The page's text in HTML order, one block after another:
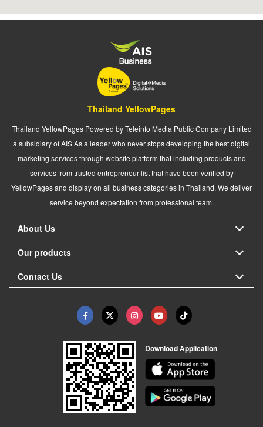
Thailand YellowPages
Thailand YellowPages Powered by Teleinfo Media Public Company Limited
a subsidiary of AIS As a leader who never stops developing the best digital
marketing services through website platform that including products and
services from trusted entrepreneur list that have been verified by
YellowPages and display on all business categories in Thailand. We deliver
service beyond expectation from professional team.
About Us
Our products
Contact Us
Download Application